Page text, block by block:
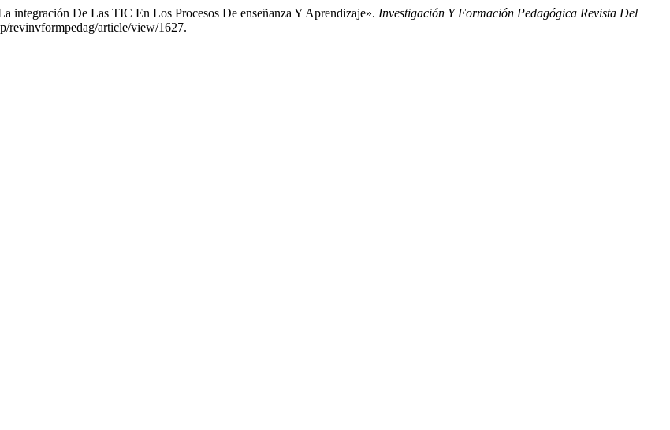
De Las TIC En Los Procesos De enseñanza Y Aprendizaje». Investigación Y Formación Pedagógica Revista Del
revinvformpedag/article/view/1627.